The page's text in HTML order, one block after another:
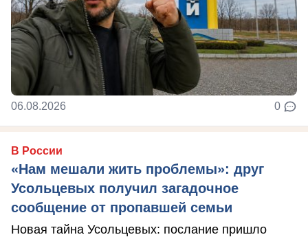
06.08.2026 0
В России
«Нам мешали жить проблемы»: друг
Усольцевых получил загадочное
сообщение от пропавшей семьи
Новая тайна Усольцевых: послание пришло